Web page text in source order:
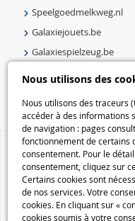
Nous utilisons des
Nous utilisons des traceurs
accéder à des informations
de navigation : pages
fonctionnement de certains
consentement. Pour le
consentement, cliquez sur
Certains cookies sont
de nos services. Votre
cookies. En cliquant sur «
cookies soumis à votre
Speelgoedmelkweg.nl
Galaxiejouets.be
Galaxiespielzeug.be